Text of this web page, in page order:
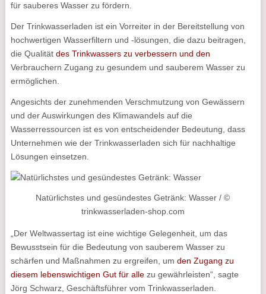
für sauberes Wasser zu fördern.
Der Trinkwasserladen ist ein Vorreiter in der Bereitstellung von
hochwertigen Wasserfiltern und -lösungen, die dazu beitragen,
die Qualität des Trinkwassers zu verbessern und den
Verbrauchern Zugang zu gesundem und sauberem Wasser zu
ermöglichen.
Angesichts der zunehmenden Verschmutzung von Gewässern
und der Auswirkungen des Klimawandels auf die
Wasserressourcen ist es von entscheidender Bedeutung, dass
Unternehmen wie der Trinkwasserladen sich für nachhaltige
Lösungen einsetzen.
Natürlichstes und gesündestes Getränk: Wasser / ©
trinkwasserladen-shop.com
„Der Weltwassertag ist eine wichtige Gelegenheit, um das
Bewusstsein für die Bedeutung von sauberem Wasser zu
schärfen und Maßnahmen zu ergreifen, um den Zugang zu
diesem lebenswichtigen Gut für allezu gewährleisten“, sagte
Jörg Schwarz, Geschäftsführer vom Trinkwasserladen.